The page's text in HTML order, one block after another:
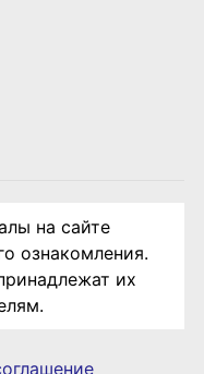
на сайте
ознакомления.
их